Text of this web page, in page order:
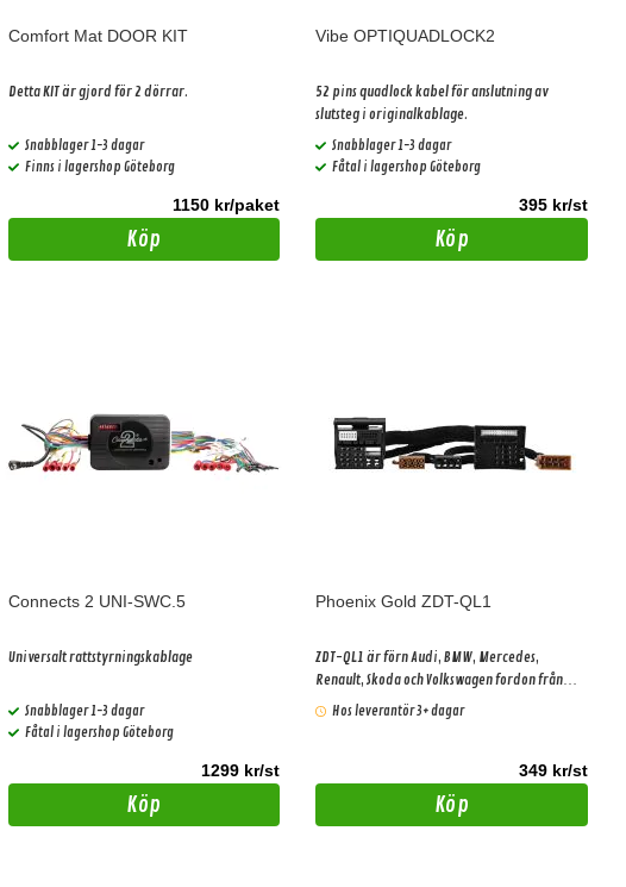
Comfort Mat DOOR KIT
Detta KIT är gjord för 2 dörrar.
Snabblager 1-3 dagar
Finns i lagershop Göteborg
1150 kr/paket
Köp
Vibe OPTIQUADLOCK2
52 pins quadlock kabel för anslutning av
slutsteg i originalkablage.
Snabblager 1-3 dagar
Fåtal i lagershop Göteborg
395 kr/st
Köp
Connects 2 UNI-SWC.5
Universalt rattstyrningskablage
Snabblager 1-3 dagar
Fåtal i lagershop Göteborg
1299 kr/st
Köp
Phoenix Gold ZDT-QL1
ZDT-QL1 är förn Audi, BMW, Mercedes,
Renault, Skoda och Volkswagen fordon från
2005 och framåt.
Hos leverantör 3+ dagar
349 kr/st
Köp